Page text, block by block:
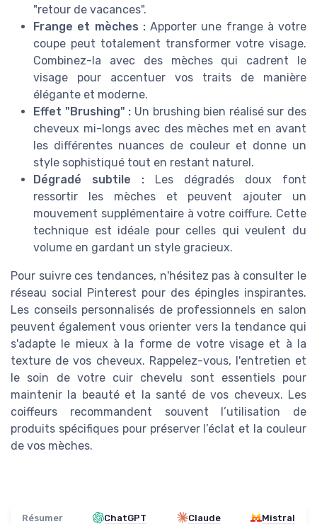
"retour de vacances".
Frange et mèches :Apporter une frange à votre
coupe peut totalement transformer votre visage.
Combinez-la avec des mèches qui cadrent le
visage pour accentuer vos traits de manière
élégante et moderne.
Effet "Brushing" : Un brushing bien réalisé sur des
cheveux mi-longs avec des mèches met en avant
les différentes nuances de couleur et donne un
style sophistiqué tout en restant naturel.
Dégradé subtile : Les dégradés doux font
ressortir les mèches et peuvent ajouter un
mouvement supplémentaire à votre coiffure. Cette
technique est idéale pour celles qui veulent du
volume en gardant un style gracieux.
Pour suivre ces tendances, n'hésitez pas à consulter le
réseau social Pinterest pour des épingles inspirantes.
Les conseils personnalisés de professionnels en salon
peuvent également vous orienter vers la tendance qui
s'adapte le mieux à la forme de votre visage et à la
texture de vos cheveux. Rappelez-vous, l'entretien et
le soin de votre cuir chevelu sont essentiels pour
maintenir la beauté et la santé de vos cheveux. Les
coiffeurs recommandent souvent l’utilisation de
produits spécifiques pour préserver l’éclat et la couleur
de vos mèches.
Résumer ChatGPT Claude Mistral